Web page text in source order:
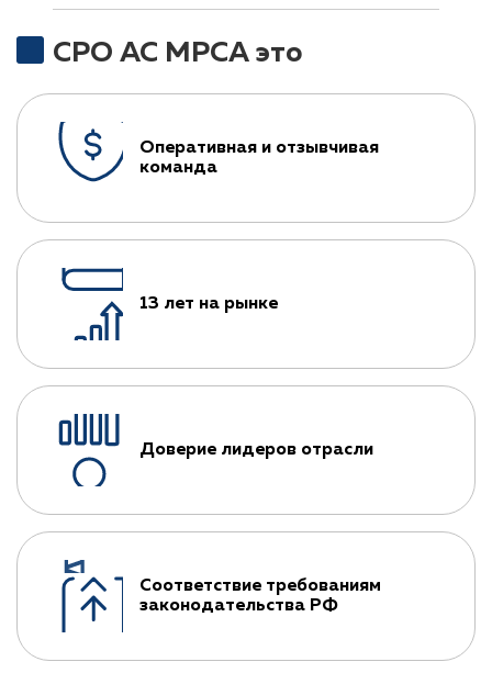
СРО АС МРСА это
Оперативная и отзывчивая
команда
13 лет на рынке
Доверие лидеров отрасли
Соответствие требованиям
законодательства РФ